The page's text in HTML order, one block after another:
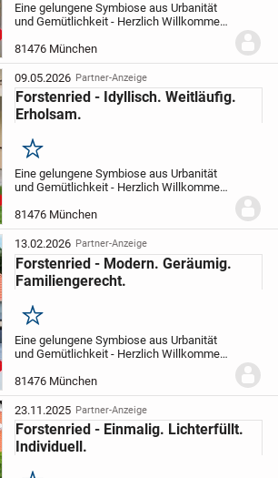
Eine gelungene Symbiose aus Urbanität
und Gemütlichkeit - Herzlich Willkommen
entstehen derzeit fünf stilvolle
Mehrfamilienhäuser, die sich allesamt
im...
81476 München
09.05.2026 Partner-Anzeige
Forstenried - Idyllisch. Weitläufig.
Erholsam.
Merken
Eine gelungene Symbiose aus Urbanität
und Gemütlichkeit - Herzlich Willkommen
entstehen derzeit fünf stilvolle
Mehrfamilienhäuser, die sich allesamt
im...
81476 München
13.02.2026 Partner-Anzeige
Forstenried - Modern. Geräumig.
Familiengerecht.
Merken
Eine gelungene Symbiose aus Urbanität
und Gemütlichkeit - Herzlich Willkommen
entstehen derzeit fünf stilvolle
Mehrfamilienhäuser, die sich allesamt
im...
81476 München
23.11.2025 Partner-Anzeige
Forstenried - Einmalig. Lichterfüllt.
Individuell.